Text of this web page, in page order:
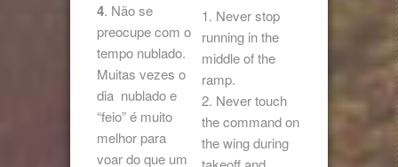
4. Não se
preocupe com o
tempo nublado.
Muitas vezes o
dia nublado e
“feio” é muito
melhor para
voar do que um
1. Never stop
running in the
middle of the
ramp.
2. Never touch
the command on
the wing during